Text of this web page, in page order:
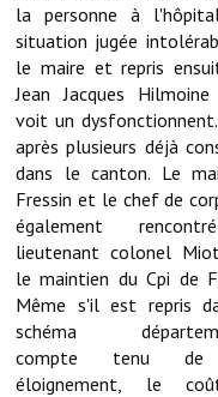
Le bulletin municipal :
Toutes les
Le village dans
Communauté de
Autres groupements
Les réseaux
L'association des
L'office de tourisme
la personne à
situation jugée
le maire et repris
Jean Jacques
voit un
après plusieurs déjà
dans le canton. Le
Fressin et le chef de
également
lieutenant colonel
le maintien du Cpi de
Même s'il est repris
schéma
compte tenu de
éloignement, le